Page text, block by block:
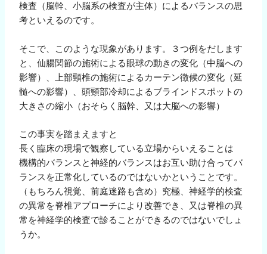
検査（脳幹、小脳系の検査が主体）によるバランスの思
考といえるのです。
そこで、このような現象があります。３つ例をだします
と、仙腸関節の施術による眼球の動きの変化（中脳への
影響）、上部頸椎の施術によるカーテン徴候の変化（延
髄への影響）、頭頸部冷却によるブラインドスポットの
大きさの縮小（おそらく脳幹、又は大脳への影響）
この事実を踏まえますと
長く臨床の現場で観察している立場からいえることは
機構的バランスと神経的バランスはお互い助け合ってバ
ランスを正常化しているのではないかということです。
（もちろん視覚、前庭迷路も含め）究極、神経学的検査
の異常を脊椎アプローチにより改善でき、又は脊椎の異
常を神経学的検査で診ることができるのではないでしょ
うか。